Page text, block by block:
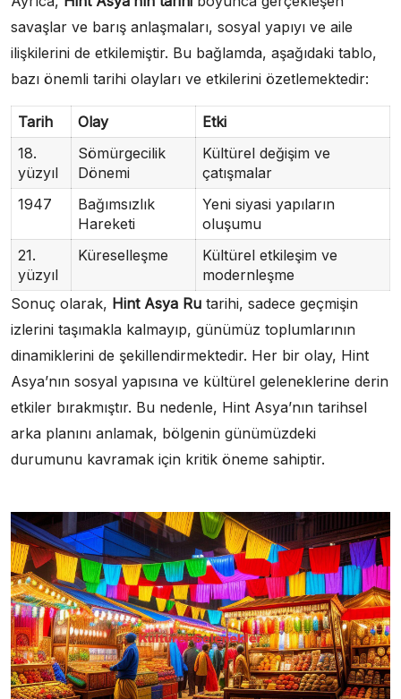
savaşlar ve barış anlaşmaları, sosyal yapıyı ve aile
ilişkilerini de etkilemiştir. Bu bağlamda, aşağıdaki tablo,
bazı önemli tarihi olayları ve etkilerini özetlemektedir:
Tarih Olay
Etki
18.
yüzyıl
Sömürgecilik
Dönemi
Kültürel değişim ve
çatışmalar
1947
Bağımsızlık
Hareketi
Yeni siyasi yapıların
oluşumu
21.
yüzyıl
Küreselleşme
Kültürel etkileşim ve
modernleşme
Sonuç olarak, Hint Asya Ru tarihi, sadece geçmişin
izlerini taşımakla kalmayıp, günümüz toplumlarının
dinamiklerini de şekillendirmektedir. Her bir olay, Hint
Asya’nın sosyal yapısına ve kültürel geleneklerine derin
etkiler bırakmıştır. Bu nedenle, Hint Asya’nın tarihsel
arka planını anlamak, bölgenin günümüzdeki
durumunu kavramak için kritik öneme sahiptir.